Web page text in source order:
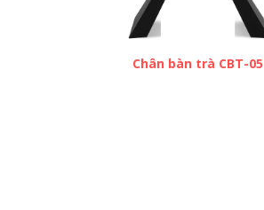
Chân bàn trà CBT-05